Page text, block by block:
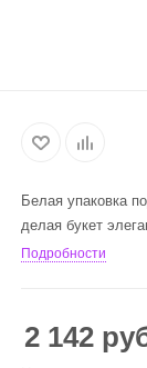
Белая упаковка
делая букет
Подробности
2 142